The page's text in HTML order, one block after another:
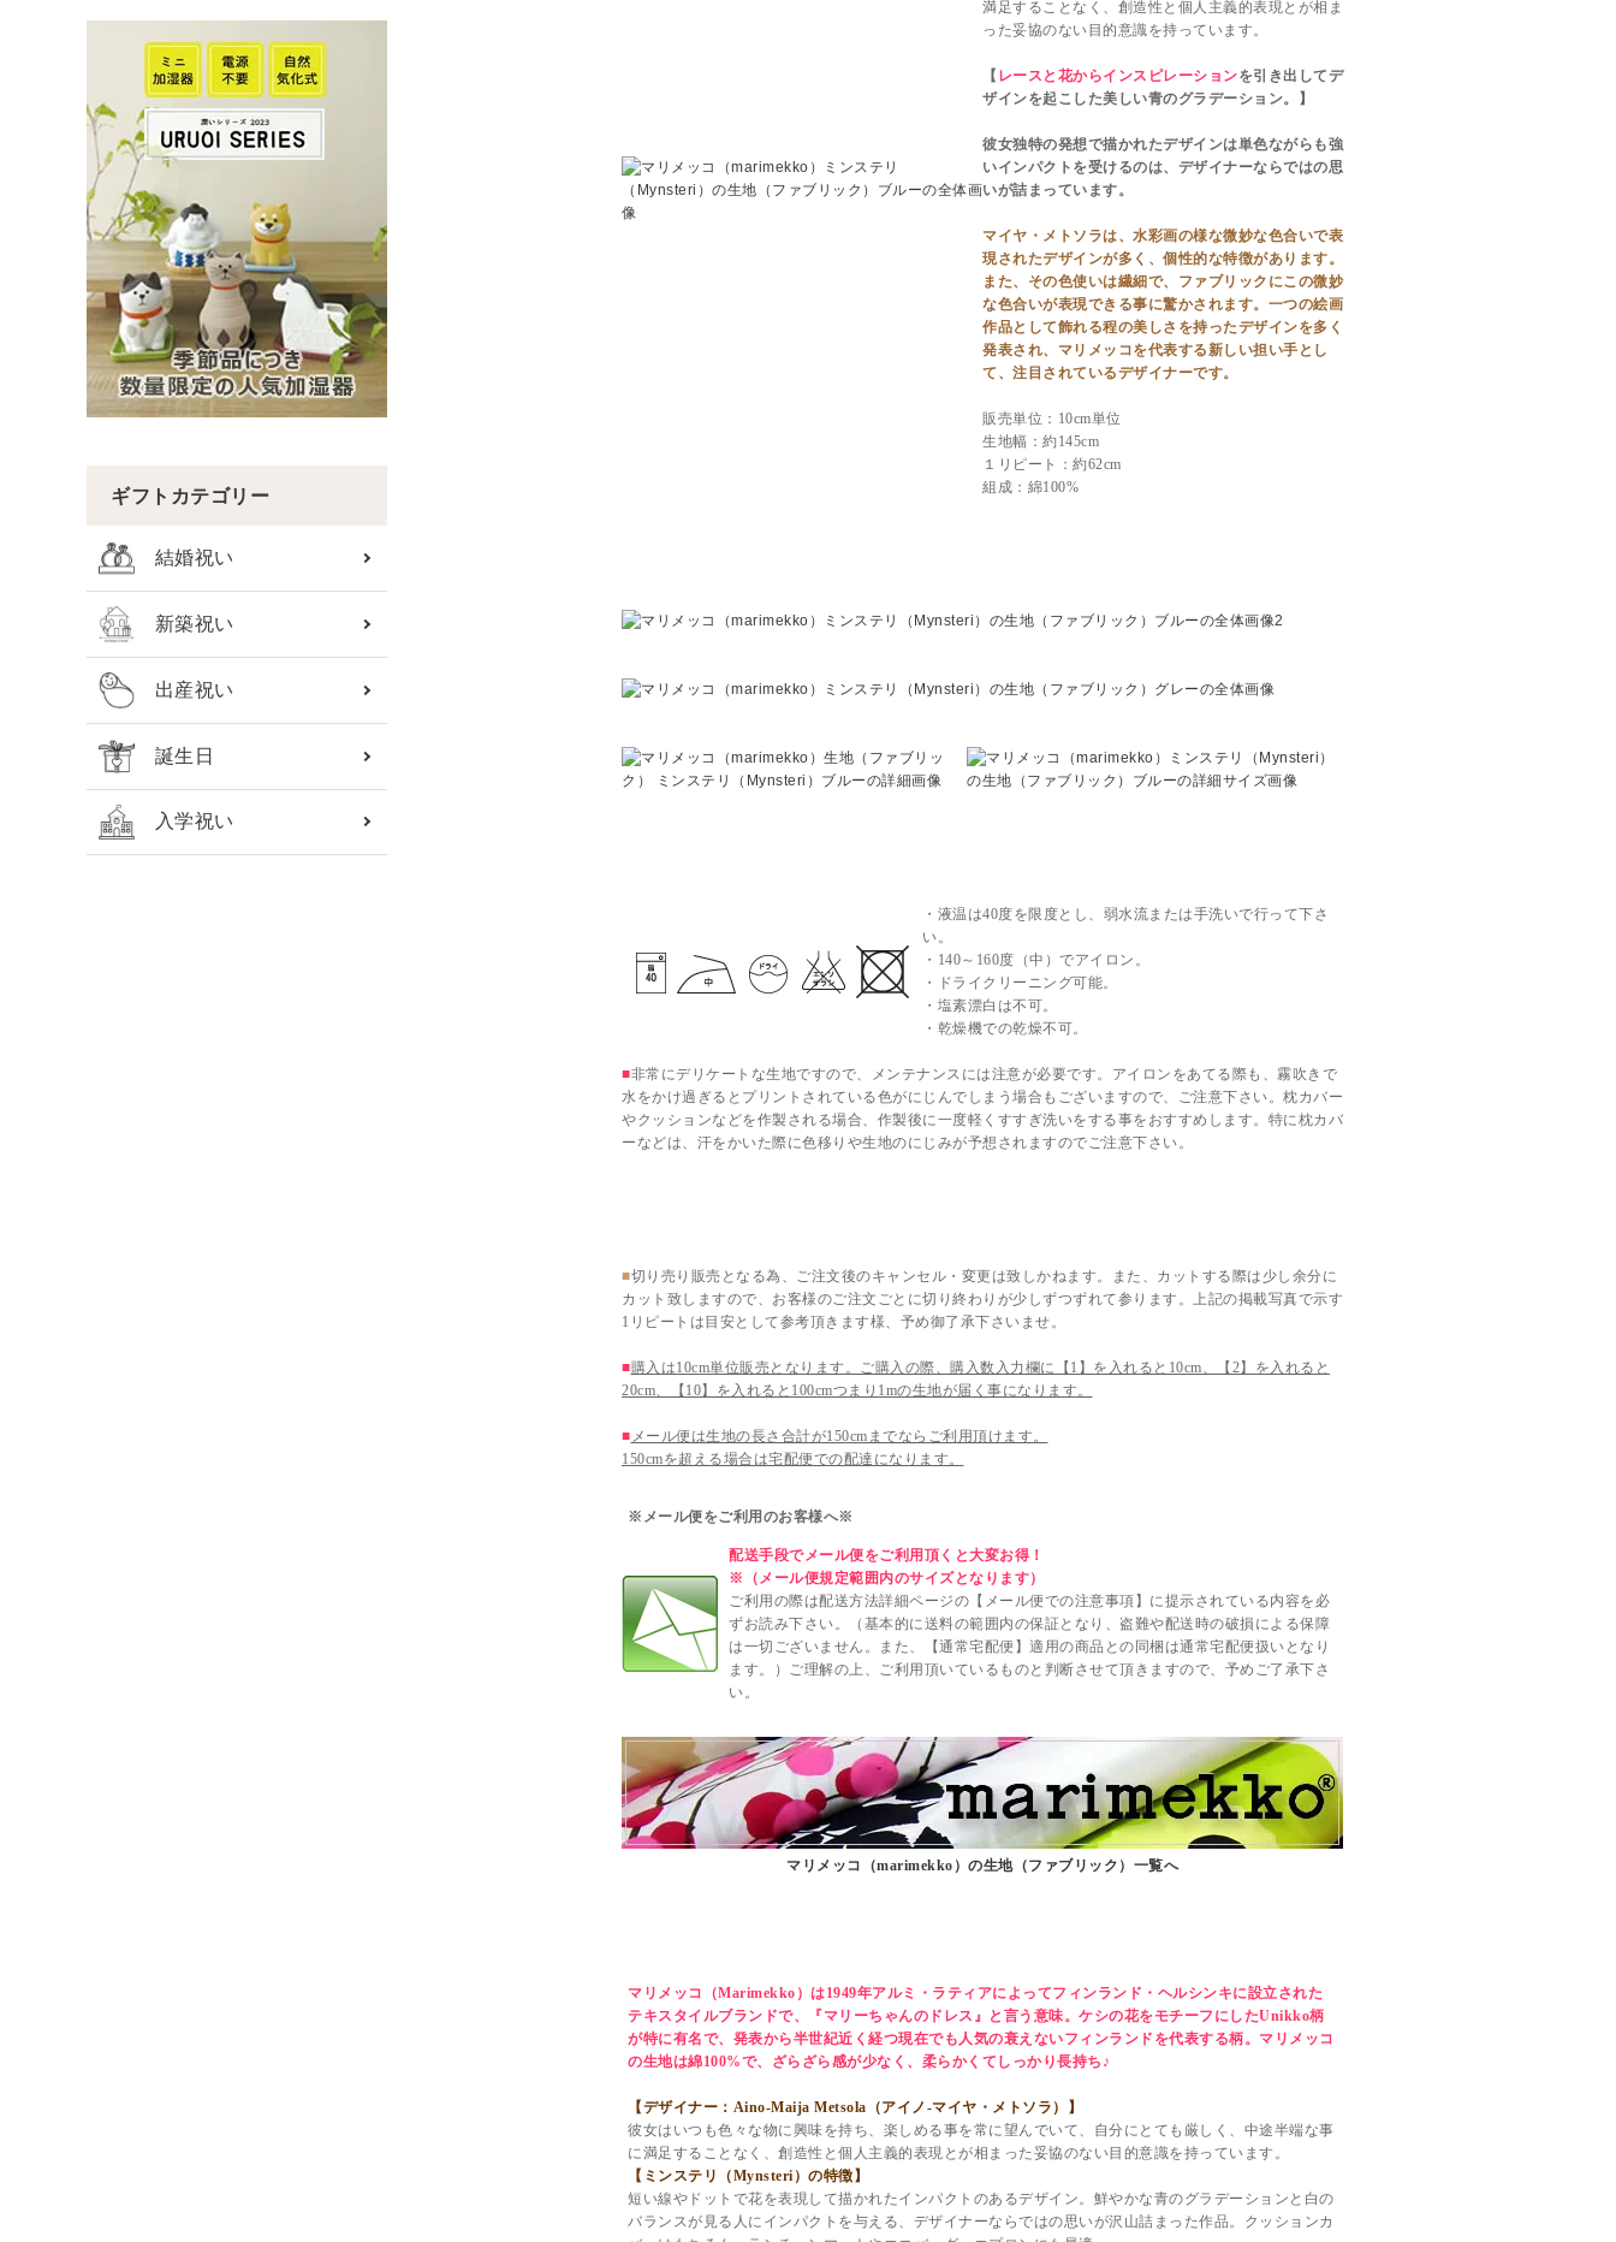
ギフトカテゴリー
結婚祝い
新築祝い
出産祝い
誕生日
入学祝い
満足することなく、創造性と個人主義的表現とが相ま
った妥協のない目的意識を持っています。
【 レースと花からインスピレーションを引き出してデ
ザインを起こした美しい青のグラデーション。】
彼女独特の発想で描かれたデザインは単色ながらも強
いインパクトを受けるのは、デザイナーならではの思
いが詰まっています。
マイヤ・メトソラは、水彩画の様な微妙な色合いで表
現されたデザインが多く、個性的な特徴があります。
また、その色使いは繊細で、ファブリックにこの微妙
な色合いが表現できる事に驚かされます。一つの絵画
作品として飾れる程の美しさを持ったデザインを多く
発表され、マリメッコを代表する新しい担い手とし
て、注目されているデザイナーです。
販売単位：10cm単位
生地幅：約145cm
１リピート：約62cm
組成：綿100%
・液温は40度を限度とし、弱水流または手洗いで行って下さ
い。
・140～160度（中）でアイロン。
・ドライクリーニング可能。
・塩素漂白は不可。
・乾燥機での乾燥不可。
■非常にデリケートな生地ですので、メンテナンスには注意が必要です。アイロンをあてる際も、霧吹きで
水をかけ過ぎるとプリントされている色がにじんでしまう場合もございますので、ご注意下さい。枕カバー
やクッションなどを作製される場合、作製後に一度軽くすすぎ洗いをする事をおすすめします。特に枕カバ
ーなどは、汗をかいた際に色移りや生地のにじみが予想されますのでご注意下さい。
■切り売り販売となる為、ご注文後のキャンセル・変更は致しかねます。また、カットする際は少し余分に
カット致しますので、お客様のご注文ごとに切り終わりが少しずつずれて参ります。上記の掲載写真で示す
1リピートは目安として参考頂きます様、予め御了承下さいませ。
■購入は10cm単位販売となります。ご購入の際、購入数入力欄に【1】を入れると10cm、【2】を入れると
20cm、【10】を入れると100cmつまり1mの生地が届く事になります。
■ メール便は生地の長さ合計が150cmまでならご利用頂けます。
150cmを超える場合は宅配便での配達になります。
※メール便をご利用のお客様へ※
配送手段でメール便をご利用頂くと大変お得！
※（メール便規定範囲内のサイズとなります）
ご利用の際は配送方法詳細ページの【メール便での注意事項】に提示されている内容を必
ずお読み下さい。（基本的に送料の範囲内の保証となり、盗難や配送時の破損による保障
は一切ございません。また、【通常宅配便】適用の商品との同梱は通常宅配便扱いとなり
ます。）ご理解の上、ご利用頂いているものと判断させて頂きますので、予めご了承下さ
い。
マリメッコ（marimekko）の生地（ファブリック）一覧へ
マリメッコ（Marimekko）は1949年アルミ・ラティアによってフィンランド・ヘルシンキに設立された
テキスタイルブランドで、『マリーちゃんのドレス』と言う意味。ケシの花をモチーフにしたUnikko柄
が特に有名で、発表から半世紀近く経つ現在でも人気の衰えないフィンランドを代表する柄。マリメッコ
の生地は綿100%で、ざらざら感が少なく、柔らかくてしっかり長持ち♪
【デザイナー：Aino-Maija Metsola（アイノ-マイヤ・メトソラ）】
彼女はいつも色々な物に興味を持ち、楽しめる事を常に望んでいて、自分にとても厳しく、中途半端な事
に満足することなく、創造性と個人主義的表現とが相まった妥協のない目的意識を持っています。
【ミンステリ（Mynsteri）の特徴】
短い線やドットで花を表現して描かれたインパクトのあるデザイン。鮮やかな青のグラデーションと白の
バランスが見る人にインパクトを与える、デザイナーならではの思いが沢山詰まった作品。クッションカ